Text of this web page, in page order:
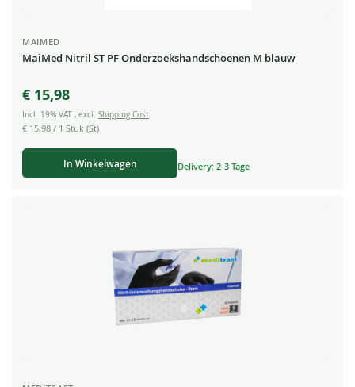
MAIMED
MaiMed Nitril ST PF Onderzoekshandschoenen M blauw
€ 15,98
Incl. 19% VAT , excl. Shipping Cost
€ 15,98 / 1 Stuk (St)
In Winkelwagen Delivery: 2-3 Tage